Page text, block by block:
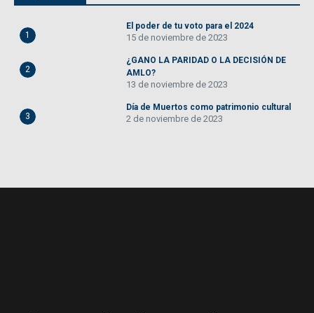
1
El poder de tu voto para el 2024
15 de noviembre de 2023
2
¿GANO LA PARIDAD O LA DECISIÓN DE
AMLO?
13 de noviembre de 2023
3
Día de Muertos como patrimonio cultural
2 de noviembre de 2023